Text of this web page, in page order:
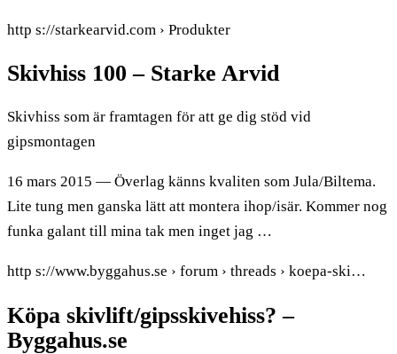
http s://starkearvid.com › Produkter
Skivhiss 100 – Starke Arvid
Skivhiss som är framtagen för att ge dig stöd vid
gipsmontagen
16 mars 2015 — Överlag känns kvaliten som Jula/Biltema.
Lite tung men ganska lätt att montera ihop/isär. Kommer nog
funka galant till mina tak men inget jag …
http s://www.byggahus.se › forum › threads › koepa-ski…
Köpa skivlift/gipsskivehiss? –
Byggahus.se